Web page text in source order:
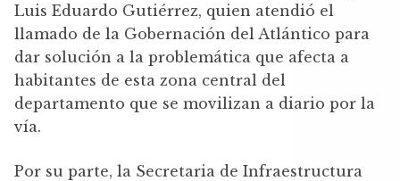
Luis Eduardo Gutiérrez, quien atendió el
llamado de la Gobernación del Atlántico para
dar solución a la problemática que afecta a
habitantes de esta zona central del
departamento que se movilizan a diario por la
vía.
Por su parte, la Secretaria de Infraestructura